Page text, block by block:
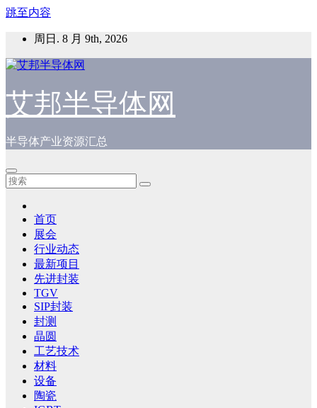
跳至内容
周日. 8 月 9th, 2026
艾邦半导体网
半导体产业资源汇总
首页
展会
行业动态
最新项目
先进封装
TGV
SIP封装
封测
晶圆
工艺技术
材料
设备
陶瓷